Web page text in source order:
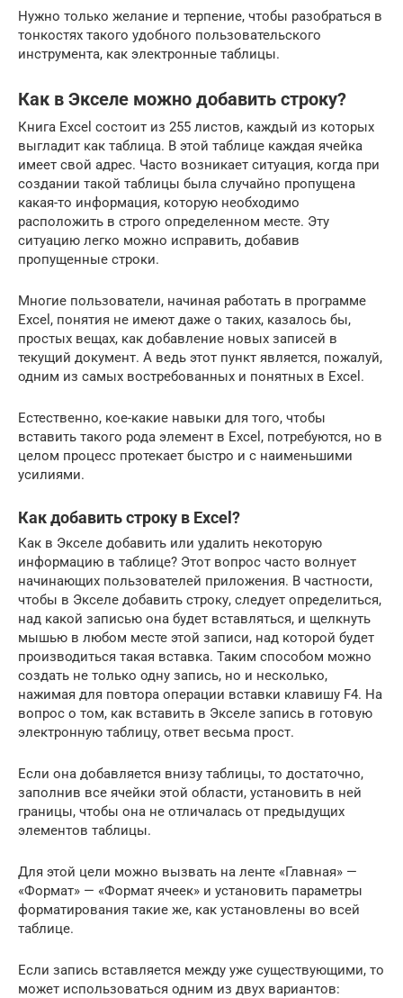
Нужно только желание и терпение, чтобы разобраться в
тонкостях такого удобного пользовательского
инструмента, как электронные таблицы.
Как в Экселе можно добавить строку?
Книга Excel состоит из 255 листов, каждый из которых
выгладит как таблица. В этой таблице каждая ячейка
имеет свой адрес. Часто возникает ситуация, когда при
создании такой таблицы была случайно пропущена
какая-то информация, которую необходимо
расположить в строго определенном месте. Эту
ситуацию легко можно исправить, добавив
пропущенные строки.
Многие пользователи, начиная работать в программе
Excel, понятия не имеют даже о таких, казалось бы,
простых вещах, как добавление новых записей в
текущий документ. А ведь этот пункт является, пожалуй,
одним из самых востребованных и понятных в Excel.
Естественно, кое-какие навыки для того, чтобы
вставить такого рода элемент в Excel, потребуются, но в
целом процесс протекает быстро и с наименьшими
усилиями.
Как добавить строку в Excel?
Как в Экселе добавить или удалить некоторую
информацию в таблице? Этот вопрос часто волнует
начинающих пользователей приложения. В частности,
чтобы в Экселе добавить строку, следует определиться,
над какой записью она будет вставляться, и щелкнуть
мышью в любом месте этой записи, над которой будет
производиться такая вставка. Таким способом можно
создать не только одну запись, но и несколько,
нажимая для повтора операции вставки клавишу F4. На
вопрос о том, как вставить в Экселе запись в готовую
электронную таблицу, ответ весьма прост.
Если она добавляется внизу таблицы, то достаточно,
заполнив все ячейки этой области, установить в ней
границы, чтобы она не отличалась от предыдущих
элементов таблицы.
Для этой цели можно вызвать на ленте «Главная» —
«Формат» — «Формат ячеек» и установить параметры
форматирования такие же, как установлены во всей
таблице.
Если запись вставляется между уже существующими, то
может использоваться одним из двух вариантов: